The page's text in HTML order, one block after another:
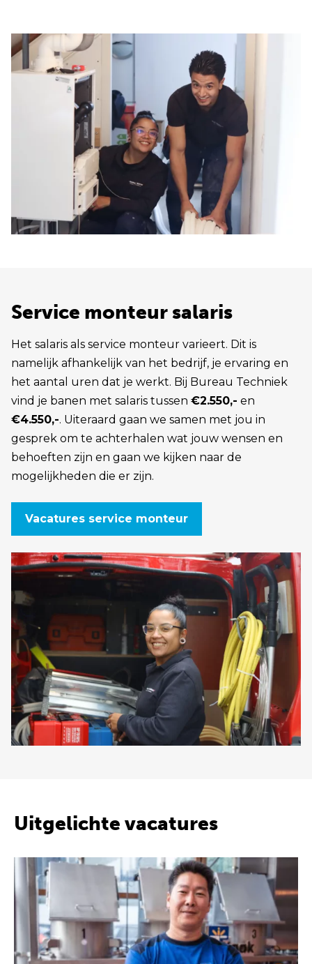
Service monteur salaris
Het salaris als service monteur varieert. Dit is
namelijk afhankelijk van het bedrijf, je ervaring en
het aantal uren dat je werkt. Bij Bureau Techniek
vind je banen met salaris tussen €2.550,- en
€4.550,-. Uiteraard gaan we samen met jou in
gesprek om te achterhalen wat jouw wensen en
behoeften zijn en gaan we kijken naar de
mogelijkheden die er zijn.
Vacatures service monteur
Uitgelichte vacatures